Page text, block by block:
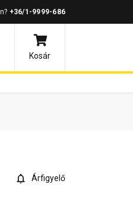
+36/1-9999-686
Kosár
Árfigyelő